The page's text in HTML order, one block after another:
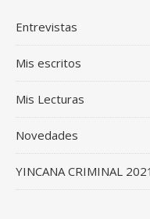
Entrevistas
Mis escritos
Mis Lecturas
Novedades
YINCANA CRIMINAL 2021